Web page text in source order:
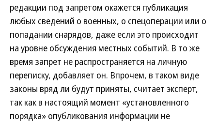
редакции под запретом окажется публикация
любых сведений о военных, о спецоперации или о
попадании снарядов, даже если это происходит
на уровне обсуждения местных событий. В то же
время запрет не распространяется на личную
переписку, добавляет он. Впрочем, в таком виде
законы вряд ли будут приняты, считает эксперт,
так как в настоящий момент «установленного
порядка» опубликования информации не